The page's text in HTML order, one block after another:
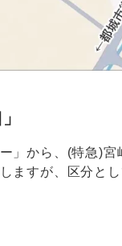
」から、(特急)宮
すが、区分とし